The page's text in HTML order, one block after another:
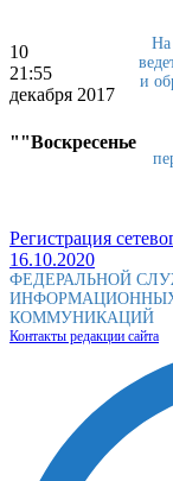
10
21:55
декабря 2017
""Воскресенье
На
и
Регистрация
16.10.2020
ФЕДЕРАЛЬНОЙ
КОММУНИКАЦИЙ
Контакты редакции сайта